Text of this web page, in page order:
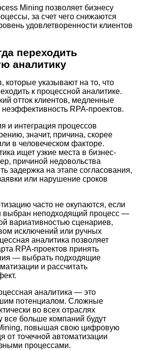
Mining позволяет бизнесу
за счет чего снижаются
удовлетворенности клиентов
переходить
аналитику
которые указывают на то, что
к процессной аналитике.
отток клиентов, медленные
RPA-проектов.
и интеграция процессов
значит, причина, скорее
в человеческом факторе.
ищет узкие места в бизнес-
причиной недовольства
задержка на этапе согласования,
или нарушение сроков
часто не окупаются, если
выбран неподходящий процесс —
вариативностью сценариев,
исключений или ручных
аналитика позволяет
RPA-проектов принять
— выбрать подходящие
и рассчитать
аналитика — это
потенциалом. Сложные
во всех отраслях
все больше компаний будут
повышая свою цифровую
от точечной автоматизации
процессами.